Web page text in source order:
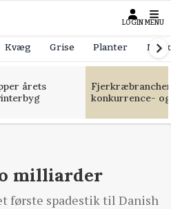
LOGIN MENU
Kvæg Grise Planter
årets
konkurrence-
milliarder
første spadestik til Danish